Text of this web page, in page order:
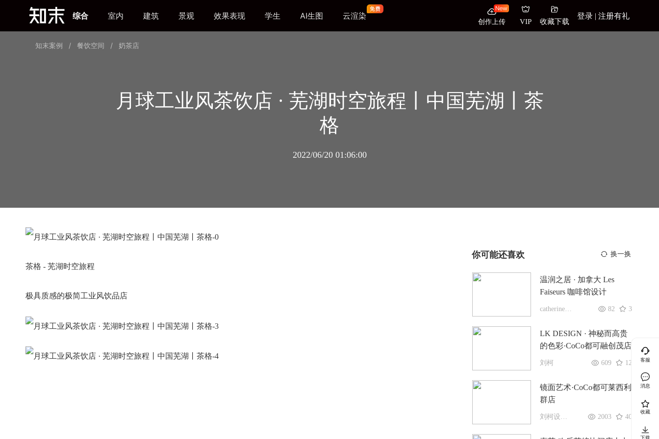
综合 室内 建筑 景观 效果表现 学生 AI生图 云渲染
创作上传 VIP 收藏下载
登录 | 注册有礼
知末案例 / 餐饮空间 / 奶茶店
月球工业风茶饮店 · 芜湖时空旅程丨中国芜湖丨茶
格
2022/06/20 01:06:00
你可能还喜欢 换一换
温润之居 · 加拿大 Les
Faiseurs 咖啡馆设计
catherinecatherine 82 3
LK DESIGN · 神秘而高贵
的色彩·CoCo都可融创茂店
刘柯 609 12
镜面艺术·CoCo都可莱西利
群店
刘柯设计装饰有限公司 2003 40
茶格 - 芜湖时空旅程
极具质感的极简工业风饮品店
客服
消息
收藏
下载